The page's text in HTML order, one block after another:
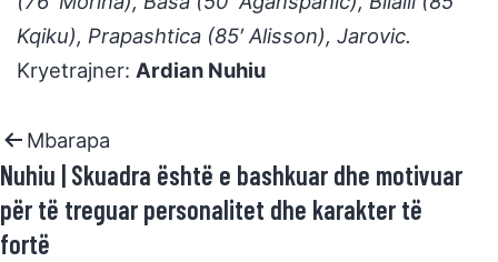
Kqiku), Prapashtica (85′ Alisson), Jarovic.
Kryetrajner: Ardian Nuhiu
Mbarapa
Nuhiu | Skuadra është e bashkuar dhe motivuar
për të treguar personalitet dhe karakter të
fortë